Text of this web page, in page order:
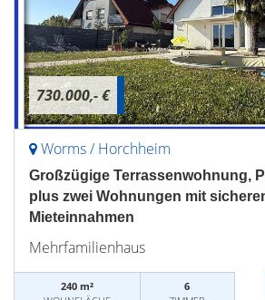
730.000,- €
Worms / Horchheim
Großzügige Terrassenwohnung,
plus zwei Wohnungen mit
Mieteinnahmen
Mehrfamilienhaus
240 m²
6